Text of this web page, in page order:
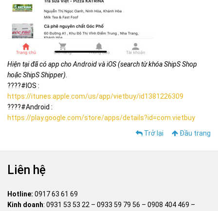
Hiện tại đã có app cho Android và iOS (search từ khóa ShipS Shop
hoặc ShipS Shipper).
????#IOS :
https://itunes.apple.com/us/app/vietbuy/id1381226309
????#Android :
https://play.google.com/store/apps/details?id=com.vietbuy
Trở lại
Đầu trang
Liên hệ
Hotline: 0917 63 61 69
Kinh doanh: 0931 53 53 22 – 0933 59 79 56 – 0908 404 469 –